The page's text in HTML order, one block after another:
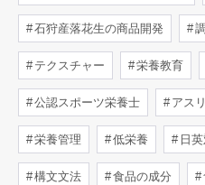
石狩産落花生の商品開発
テクスチャー 栄養教育
公認スポーツ栄養士 アス
栄養管理 低栄養 日英
構文文法 食品の成分